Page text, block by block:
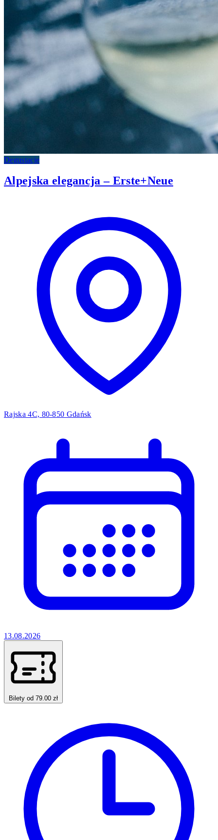
Degustacje
Alpejska elegancja – Erste+Neue
Rajska 4C, 80-850 Gdańsk
13.08.2026
Bilety od 79.00 zł